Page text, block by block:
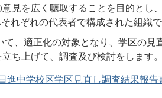
見を広く聴取することを目的とし
れぞれの代表者で構成された組織で
、適正化の対象となり、学区の見
ち上げて、調査及び検討をします。
進中学校区学区見直し調査結果報